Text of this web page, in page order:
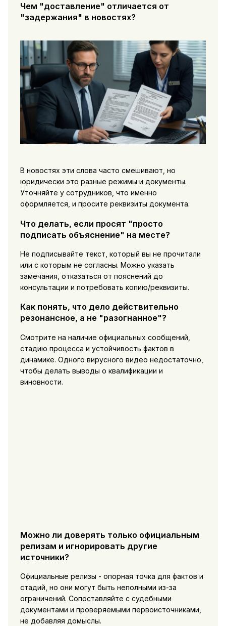
Чем "доставление" отличается от
"задержания" в новостях?
В новостях эти слова часто смешивают, но
юридически это разные режимы и документы.
Уточняйте у сотрудников, что именно
оформляется, и просите реквизиты документа.
Что делать, если просят "просто
подписать объяснение" на месте?
Не подписывайте текст, который вы не прочитали
или с которым не согласны. Можно указать
замечания, отказаться от пояснений до
консультации и потребовать копию/реквизиты.
Как понять, что дело действительно
резонансное, а не "разогнанное"?
Смотрите на наличие официальных сообщений,
стадию процесса и устойчивость фактов в
динамике. Одного вирусного видео недостаточно,
чтобы делать выводы о квалификации и
виновности.
Можно ли доверять только официальным
релизам и игнорировать другие
источники?
Официальные релизы - опорная точка для фактов и
стадий, но они могут быть неполными из-за
ограничений. Сопоставляйте с судебными
документами и проверяемыми первоисточниками,
не добавляя домыслы.